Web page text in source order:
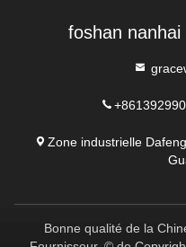
foshan
Zone industrielle
Bonne qualité de la